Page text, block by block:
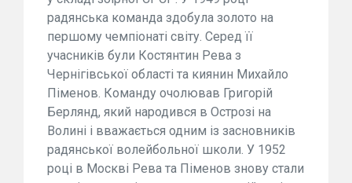
радянська команда здобула золото на
першому чемпіонаті світу. Серед її
учасників були Костянтин Рева з
Чернігівської області та киянин Михайло
Піменов. Команду очолював Григорій
Берлянд, який народився в Острозі на
Волині і вважається одним із засновників
радянської волейбольної школи. У 1952
році в Москві Рева та Піменов знову стали